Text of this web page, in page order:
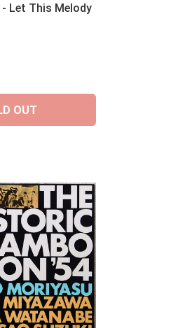
Let This Melody
OUT